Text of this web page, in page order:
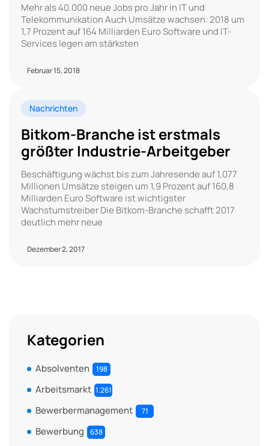
Mehr als 40.000 neue Jobs pro Jahr in IT und
Telekommunikation Auch Umsätze wachsen: 2018 um
1,7 Prozent auf 164 Milliarden Euro Software und IT-
Services legen am stärksten
Februar 15, 2018
Nachrichten
Bitkom-Branche ist erstmals
größter Industrie-Arbeitgeber
Beschäftigung wächst bis zum Jahresende auf 1,077
Millionen Umsätze steigen um 1,9 Prozent auf 160,8
Milliarden Euro Software ist wichtigster
Wachstumstreiber Die Bitkom-Branche schafft 2017
deutlich mehr neue
Dezember 2, 2017
Kategorien
Absolventen 198
Arbeitsmarkt 1.261
Bewerbermanagement 71
Bewerbung 638